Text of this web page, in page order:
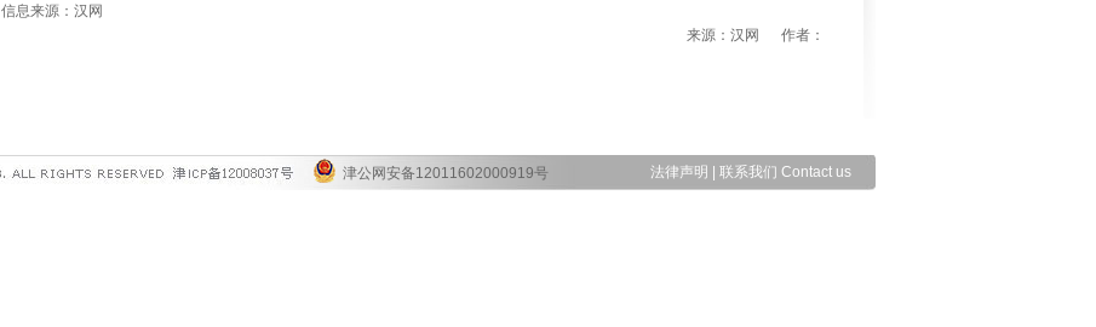
信息来源：汉网
来源：汉网 作者：
津公网安备12011602000919号 法律声明 联系我们 Contact us